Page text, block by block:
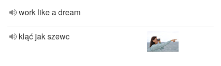
work like a dream
kląć jak szewc